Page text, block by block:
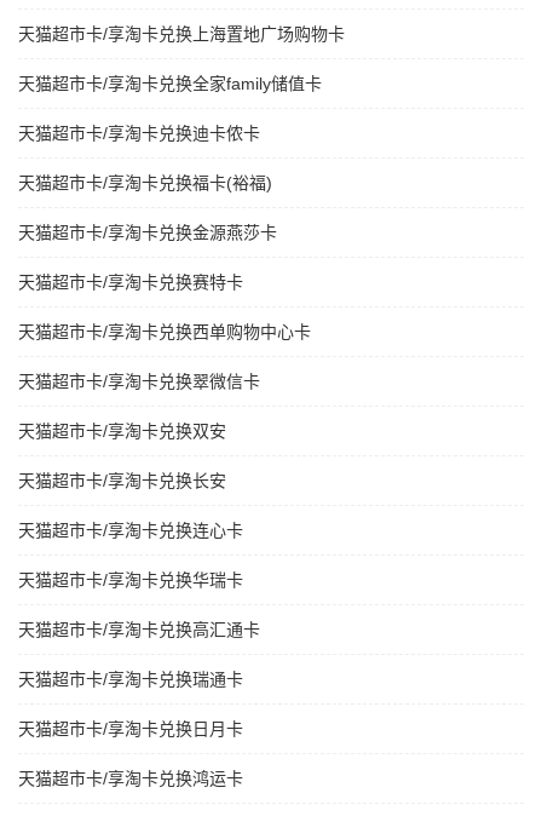
天猫超市卡/享淘卡兑换上海置地广场购物卡
天猫超市卡/享淘卡兑换全家family储值卡
天猫超市卡/享淘卡兑换迪卡侬卡
天猫超市卡/享淘卡兑换福卡(裕福)
天猫超市卡/享淘卡兑换金源燕莎卡
天猫超市卡/享淘卡兑换赛特卡
天猫超市卡/享淘卡兑换西单购物中心卡
天猫超市卡/享淘卡兑换翠微信卡
天猫超市卡/享淘卡兑换双安
天猫超市卡/享淘卡兑换长安
天猫超市卡/享淘卡兑换连心卡
天猫超市卡/享淘卡兑换华瑞卡
天猫超市卡/享淘卡兑换高汇通卡
天猫超市卡/享淘卡兑换瑞通卡
天猫超市卡/享淘卡兑换日月卡
天猫超市卡/享淘卡兑换鸿运卡